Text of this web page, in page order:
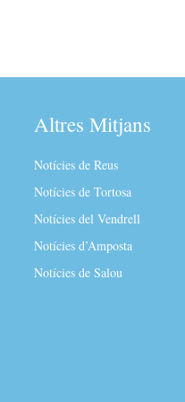
Altres Mitjans
Notícies de Reus
Notícies de Tortosa
Notícies del Vendrell
Notícies d’Amposta
Notícies de Salou